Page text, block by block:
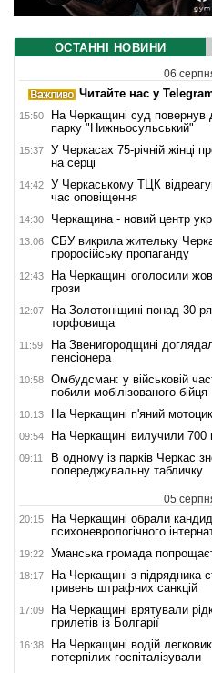
ОСТАННІ НОВИНИ
06
Читайте нас у
15:50
На Черкащині суд повернув
парку "Нижньосульський"
15:37
У Черкасах 75-річній жінці
на серці
14:42
У Черкаському ТЦК
час оповіщення
14:30 Черкащина - новий центр
13:06
СБУ викрила жительку
проросійську пропаганду
12:43
На Черкащині оголосили
грози
12:07
На Золотоніщині понад 30
торфовища
11:59
На Звенигородщині
пенсіонера
10:58
Омбудсман: у військовій
побили мобілізованого бійця
10:13 На Черкащині п'яний
09:54 На Черкащині вилучили 700
09:11
В одному із парків Черкас
попереджувальну табличку
05
20:15
На Черкащині обрали
психоневрологічного
19:22 Уманська громада
18:17
На Черкащині з підрядника
гривень штрафних санкцій
17:09
На Черкащині врятували
прилетів із Болгарії
16:38
На Черкащині водій
потерпілих госпіталізували